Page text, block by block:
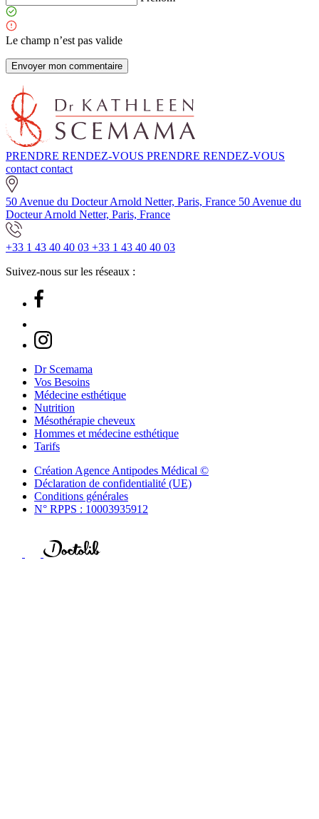
Le champ n’est pas valide
PRENDRE RENDEZ-VOUS PRENDRE RENDEZ-VOUS
contact contact
50 Avenue du Docteur Arnold Netter, Paris, France 50 Avenue du
Docteur Arnold Netter, Paris, France
+33 1 43 40 40 03 +33 1 43 40 40 03
Suivez-nous sur les réseaux :
Dr Scemama
Vos Besoins
Médecine esthétique
Nutrition
Mésothérapie cheveux
Hommes et médecine esthétique
Tarifs
Création Agence Antipodes Médical ©
Déclaration de confidentialité (UE)
Conditions générales
N° RPPS : 10003935912